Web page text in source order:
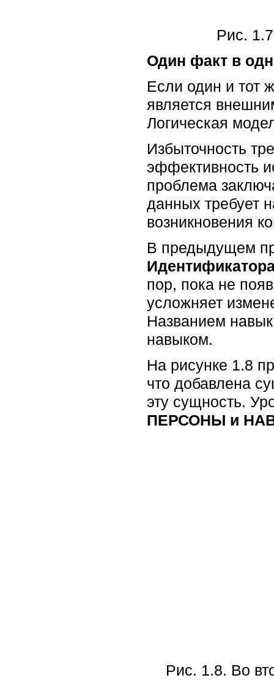
Рис.
Один факт в
Если один и тот
является
Логическая
Избыточность
эффективность
проблема
данных требует
возникновения
В предыдущем
пор, пока не
усложняет
Названием
навыком.
На рисунке 1.8
что добавлена
эту сущность.
ПЕРСОНЫ и
Рис. 1.8. Во